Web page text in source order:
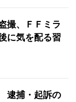
撮、ＦＦミラ
に気を配る習
逮捕・起訴の